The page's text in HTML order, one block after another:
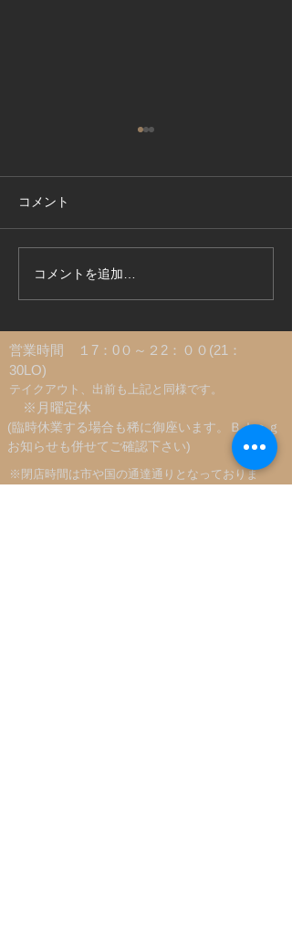
コメント
コメントを追加…
​営業時間 １7：0０～２2：００(21：
30LO)
​テイクアウト、出前も上記と同様です。
※月曜定休
(臨時休業する場合も稀に御座います。Ｂｌｏｇ
お知らせも併せてご確認下さい)
​※閉店時間は市や国の通達通りとなっておりま